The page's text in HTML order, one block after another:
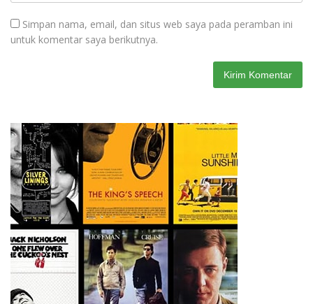
Simpan nama, email, dan situs web saya pada peramban ini
untuk komentar saya berikutnya.